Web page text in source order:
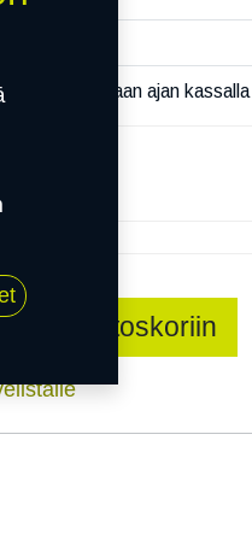
varaamaan ajan kassalla
Lisää ostoskoriin